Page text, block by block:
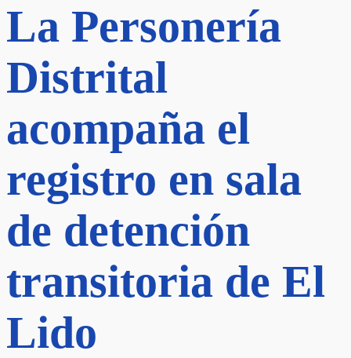
La Personería
Distrital
acompaña el
registro en sala
de detención
transitoria de El
Lido